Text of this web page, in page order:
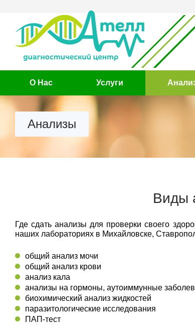
О Нас Услуги
Анализы
Виды
Где сдать анализы для проверки своего
наших лабораториях в Михайловске,
общий анализ мочи
общий анализ крови
анализ кала
анализы на гормоны, аутоиммунные
биохимический анализ жидкостей
паразитологические исследования
ПАП-тест